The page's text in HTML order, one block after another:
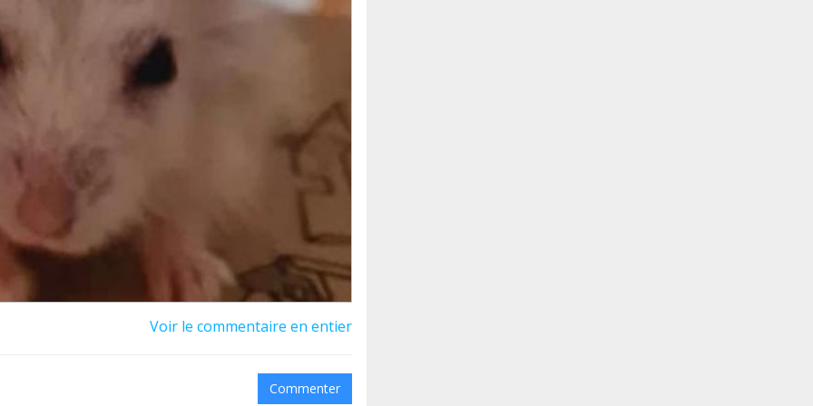
se recuperó y estuvo estable un tiempo pero no
ya estaba bien... Nos destrozó el corazón.
única perrita que tenemos en Hakuna a día de
no salen en adopción ni de dos en dos. Sobre
para algunos que están estresados
ellos. Por ejemplo, Delia no es compatible con
a los otros. Por otro lado, Nekal y Shungit
Shungit es súper juguetón y activo y Nekal
encontrar una nueva acogida, ahora ha nacido
ser todas para ella, lo que ha supuesto un
con nosotras, la única conejita que tenemos
Voir le commentaire en entier
Commenter